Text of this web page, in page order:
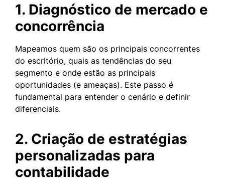
1. Diagnóstico de mercado e
concorrência
Mapeamos quem são os principais concorrentes
do escritório, quais as tendências do seu
segmento e onde estão as principais
oportunidades (e ameaças). Este passo é
fundamental para entender o cenário e definir
diferenciais.
2. Criação de estratégias
personalizadas para
contabilidade